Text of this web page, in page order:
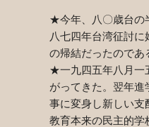
★今年、八〇歳台の
八七四年台湾征討
の帰結だったのであ
★一九四五年八月一
がってきた。翌年
事に変身し新しい支
教育本来の民主的学